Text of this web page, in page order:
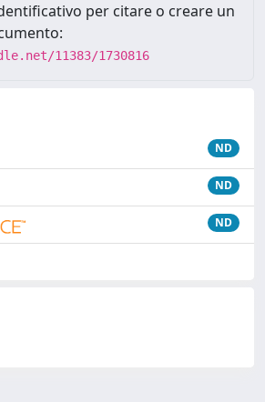
per citare o creare un
11383/1730816
ND
ND
ND